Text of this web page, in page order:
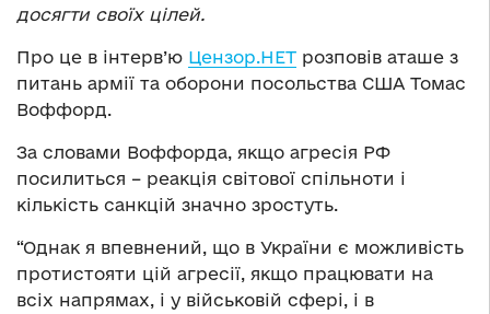
досягти своїх цілей.
Про це в інтерв’ю Цензор.НЕТ розповів аташе з
питань армії та оборони посольства США Томас
Воффорд.
За словами Воффорда, якщо агресія РФ
посилиться – реакція світової спільноти і
кількість санкцій значно зростуть.
“Однак я впевнений, що в України є можливість
протистояти цій агресії, якщо працювати на
всіх напрямах, і у військовій сфері, і в